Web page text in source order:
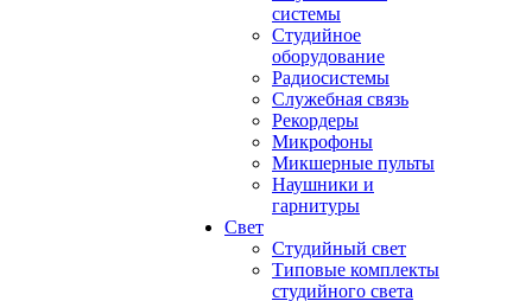
системы
Студийное
оборудование
Радиосистемы
Служебная связь
Рекордеры
Микрофоны
Микшерные пульты
Наушники и
гарнитуры
Свет
Студийный свет
Типовые комплекты
студийного света